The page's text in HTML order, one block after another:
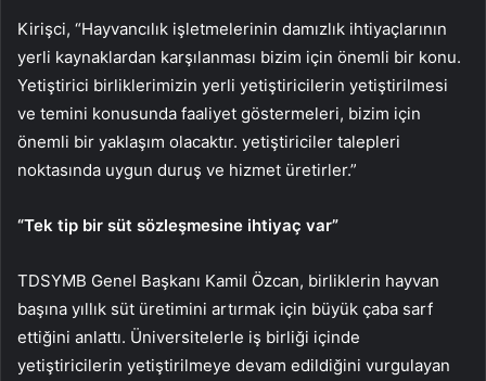
Kirişci, “Hayvancılık işletmelerinin damızlık ihtiyaçlarının
yerli kaynaklardan karşılanması bizim için önemli bir konu.
Yetiştirici birliklerimizin yerli yetiştiricilerin yetiştirilmesi
ve temini konusunda faaliyet göstermeleri, bizim için
önemli bir yaklaşım olacaktır. yetiştiriciler talepleri
noktasında uygun duruş ve hizmet üretirler.”
“Tek tip bir süt sözleşmesine ihtiyaç var”
TDSYMB Genel Başkanı Kamil Özcan, birliklerin hayvan
başına yıllık süt üretimini artırmak için büyük çaba sarf
ettiğini anlattı. Üniversitelerle iş birliği içinde
yetiştiricilerin yetiştirilmeye devam edildiğini vurgulayan